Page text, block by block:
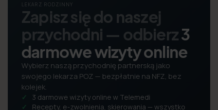
LEKARZ RODZINNY
Zapisz się do naszej
przychodni — odbierz3
darmowe wizyty online
Wybierz naszą przychodnię partnerską jako
swojego lekarza POZ — bezpłatnie na NFZ, bez
kolejek.
3 darmowe wizyty online w Telemedi
Recepty, e-zwolnienia, skierowania — wszystko